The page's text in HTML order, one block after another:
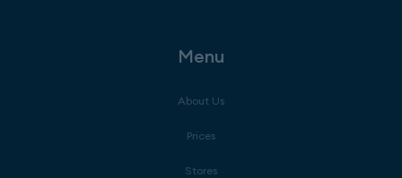
Menu
About Us
Prices
Stores